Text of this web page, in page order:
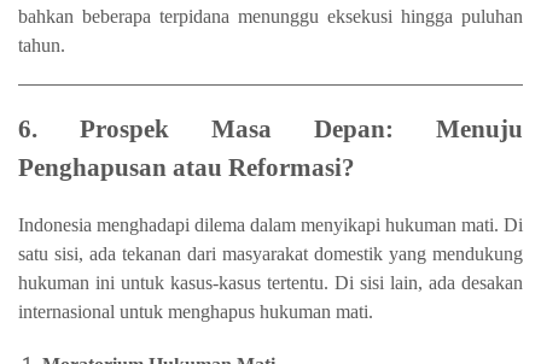
bahkan beberapa terpidana menunggu eksekusi hingga puluhan
tahun.
6. Prospek Masa Depan: Menuju
Penghapusan atau Reformasi?
Indonesia menghadapi dilema dalam menyikapi hukuman mati. Di
satu sisi, ada tekanan dari masyarakat domestik yang mendukung
hukuman ini untuk kasus-kasus tertentu. Di sisi lain, ada desakan
internasional untuk menghapus hukuman mati.